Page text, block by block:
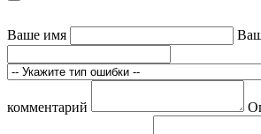
Ваше имя
комментарий